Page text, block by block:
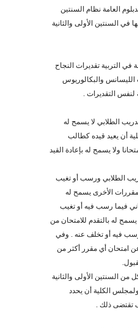
العامة نظام السنتين
في السنتين الأولى والثانية
التربية تقديرات النجاح
والبكالوريوس
لنفس التقديرات .
الطلابي لا يسمح له
أن يعيد قيده كطالب
ولا يسمح له بإعادة القيد
الطلابي ورسب أو تغيب
الأخرى يسمح له
فيما رسب فيه أو تغيب
يسمح له بالتقدم للامتحان من
رسب فيه أو تخلف عنه . وفي
امتحان أي مقرر أكثر من
.
من السنتين الأولى والثانية
الكلية أن يحدد
تقتضى ذلك .